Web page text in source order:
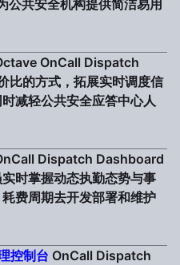
共安全机构提供简洁易用
OnCall Dispatch
比的方式，拓展实时调度信
减轻公共安全应答中心人
Dispatch Dashboard
时掌握动态执勤态势与事
费周期去开发部署和维护
控制台 OnCall Dispatch